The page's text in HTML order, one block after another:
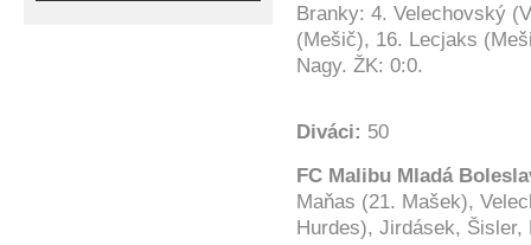
Branky: 4. Velechovský
(Mešič), 16. Lecjaks
Nagy. ŽK: 0:0.
Diváci: 50
FC Malibu Mladá
Maňas (21. Mašek),
Hurdes), Jirdásek, Šisler,